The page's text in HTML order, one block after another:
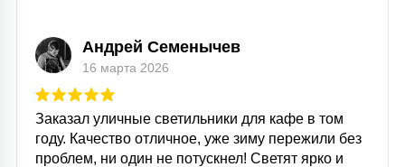
Андрей Семенычев
16 марта 2026
Заказал уличные светильники для кафе в том
году. Качество отличное, уже зиму пережили без
проблем, ни один не потускнел! Светят ярко и